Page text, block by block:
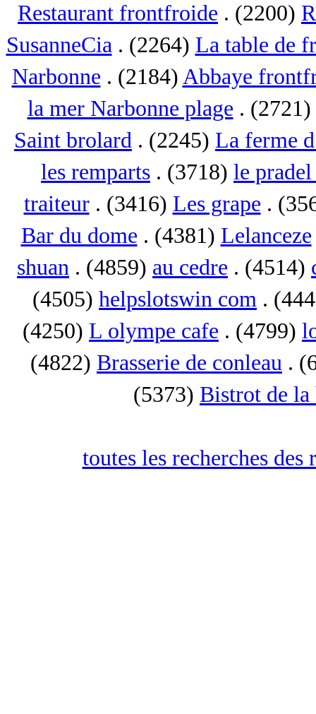
Restaurant frontfroide . (2200)
SusanneCia. (2264) La table de
Narbonne . (2184) Abbaye
la mer Narbonne plage . (2721)
Saint brolard . (2245) La ferme
les remparts . (3718) le
traiteur. (3416) Les grape .
Bar du dome . (4381) Lelanceze
shuan . (4859) au cedre . (4514)
(4505) helpslotswin com .
(4250) L olympe cafe . (4799)
(4822) Brasserie de conleau .
(5373) Bistrot de la
toutes les recherches